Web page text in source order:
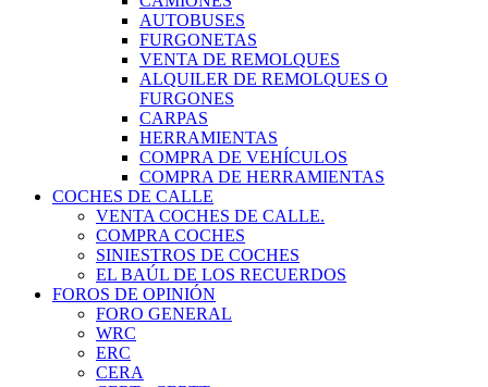
AUTOBUSES
FURGONETAS
VENTA DE REMOLQUES
ALQUILER DE REMOLQUES O
FURGONES
CARPAS
HERRAMIENTAS
COMPRA DE VEHÍCULOS
COMPRA DE HERRAMIENTAS
COCHES DE CALLE
VENTA COCHES DE CALLE.
COMPRA COCHES
SINIESTROS DE COCHES
EL BAÚL DE LOS RECUERDOS
FOROS DE OPINIÓN
FORO GENERAL
WRC
ERC
CERA